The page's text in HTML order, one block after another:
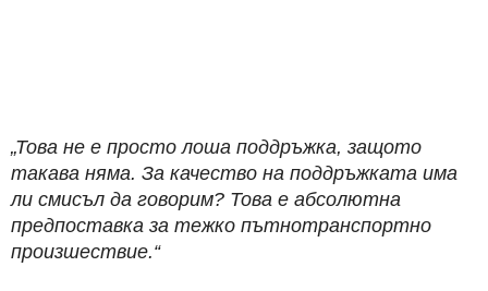
„Това не е просто лоша поддръжка, защото
такава няма. За качество на поддръжката има
ли смисъл да говорим? Това е абсолютна
предпоставка за тежко пътнотранспортно
произшествие.“